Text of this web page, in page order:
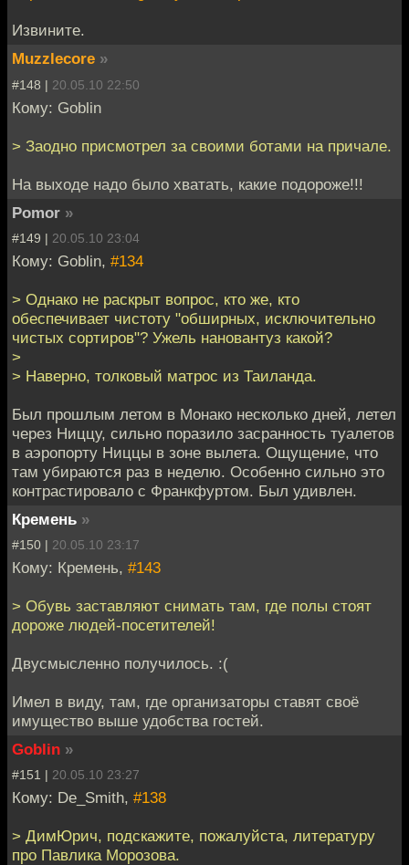
Извините.
Muzzlecore »
#148 | 20.05.10 22:50
Кому: Goblin
> Заодно присмотрел за своими ботами на причале.
На выходе надо было хватать, какие подороже!!!
Pomor »
#149 | 20.05.10 23:04
Кому: Goblin, #134
> Однако не раскрыт вопрос, кто же, кто
обеспечивает чистоту "обширных, исключительно
чистых сортиров"? Ужель нановантуз какой?
>
> Наверно, толковый матрос из Таиланда.
Был прошлым летом в Монако несколько дней, летел
через Ниццу, сильно поразило засранность туалетов
в аэропорту Ниццы в зоне вылета. Ощущение, что
там убираются раз в неделю. Особенно сильно это
контрастировало с Франкфуртом. Был удивлен.
Кремень »
#150 | 20.05.10 23:17
Кому: Кремень, #143
> Обувь заставляют снимать там, где полы стоят
дороже людей-посетителей!
Двусмысленно получилось. :(
Имел в виду, там, где организаторы ставят своё
имущество выше удобства гостей.
Goblin »
#151 | 20.05.10 23:27
Кому: De_Smith, #138
> ДимЮрич, подскажите, пожалуйста, литературу
про Павлика Морозова.